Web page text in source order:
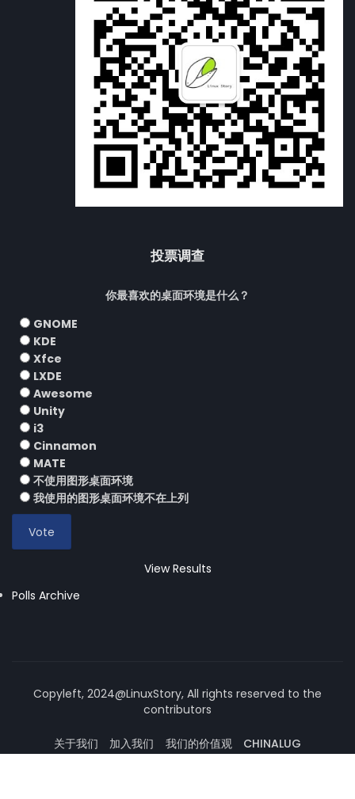
投票调查
你最喜欢的桌面环境是什么？
GNOME
KDE
Xfce
LXDE
Awesome
Unity
i3
Cinnamon
MATE
不使用图形桌面环境
我使用的图形桌面环境不在上列
View Results
Polls Archive
Copyleft, 2024@LinuxStory, All rights reserved to the
contributors
关于我们 加入我们 我们的价值观
CHINALUG